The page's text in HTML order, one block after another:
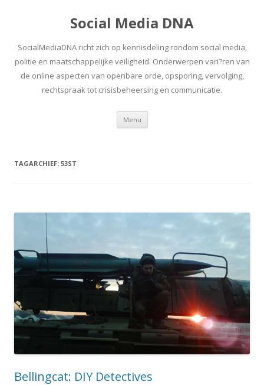
Social Media DNA
SocialMediaDNA richt zich op kennisdeling rondom social media,
politie en maatschappelijke veiligheid. Onderwerpen vari?ren van
de online aspecten van openbare orde, opsporing, vervolging,
rechtspraak tot crisisbeheersing en communicatie.
Menu Spring
inhoud
TAGARCHIEF: 53ST
Bellingcat: DIY Detectives